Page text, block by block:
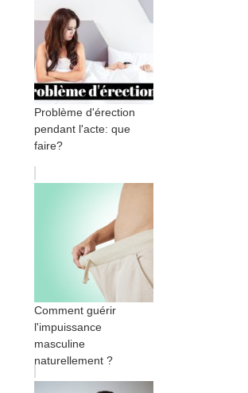
Problème d'érection
pendant l'acte: que
faire?
Comment guérir
l'impuissance
masculine
naturellement ?